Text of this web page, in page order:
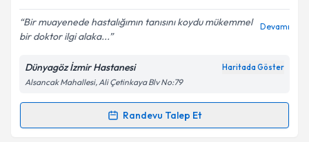
E-posta Adresiniz
Kişisel verilerimin işlenmesine ilişkin
Metni'ni okudum ve kişisel verilerimin belirtilen
kapsamda işlenmesini kabul ediyorum.
Bir muayenede hastalığımın tanısını koydu mükemmel
bir doktor ilgi alaka...
Devamı
Dünyagöz İzmir Hastanesi Haritada Göster
Alsancak Mahallesi, Ali Çetinkaya Blv No:79
Randevu Talep Et
Randevu Takvimi Talebi